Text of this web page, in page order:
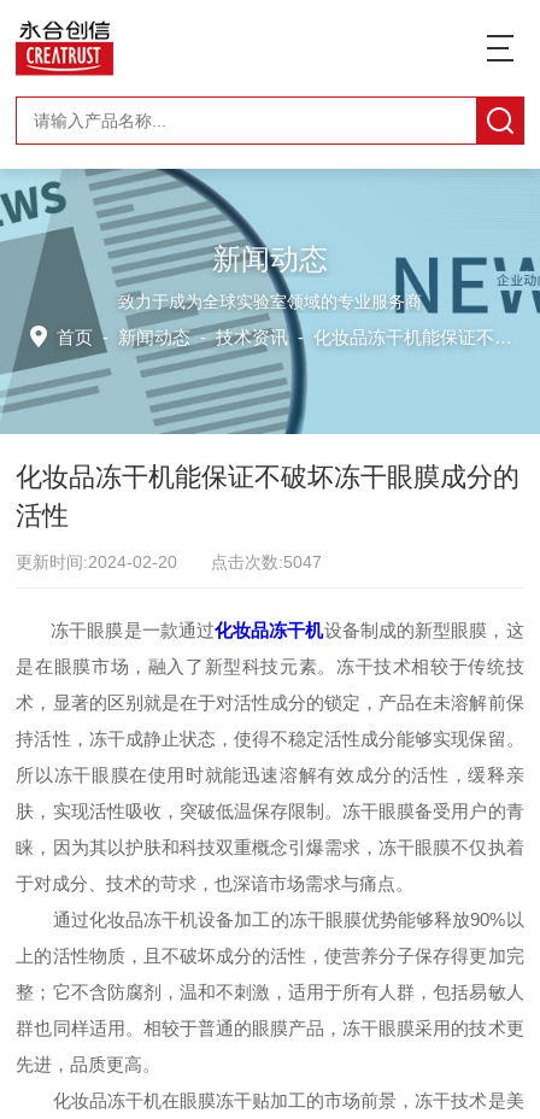
新闻动态
致力于成为全球实验室领域的专业服务商
首页 - 新闻动态-技术资讯 -化妆品冻干机能保证不破坏冻干眼膜成分的活性
化妆品冻干机能保证不破坏冻干眼膜成分的
活性
更新时间:2024-02-20 点击次数:5047
冻干眼膜是一款通过化妆品冻干机设备制成的新型眼膜，这
是在眼膜市场，融入了新型科技元素。冻干技术相较于传统技
术，显著的区别就是在于对活性成分的锁定，产品在未溶解前保
持活性，冻干成静止状态，使得不稳定活性成分能够实现保留。
所以冻干眼膜在使用时就能迅速溶解有效成分的活性，缓释亲
肤，实现活性吸收，突破低温保存限制。冻干眼膜备受用户的青
睐，因为其以护肤和科技双重概念引爆需求，冻干眼膜不仅执着
于对成分、技术的苛求，也深谙市场需求与痛点。
通过化妆品冻干机设备加工的冻干眼膜优势能够释放90%以
上的活性物质，且不破坏成分的活性，使营养分子保存得更加完
整；它不含防腐剂，温和不刺激，适用于所有人群，包括易敏人
群也同样适用。相较于普通的眼膜产品，冻干眼膜采用的技术更
先进，品质更高。
化妆品冻干机在眼膜冻干贴加工的市场前景，冻干技术是美